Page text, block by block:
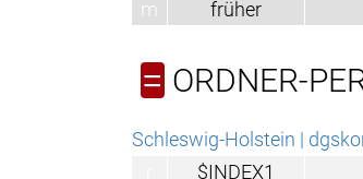
m
früher
= ORDNER-
Schleswig-Holstein |
$INDEX1